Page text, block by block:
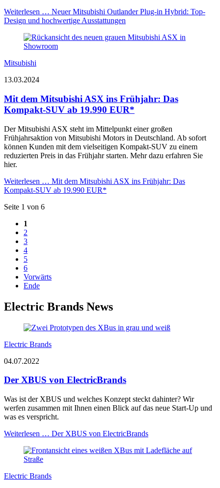
Weiterlesen … Neuer Mitsubishi Outlander Plug-in Hybrid: Top-
Design und hochwertige Ausstattungen
Mitsubishi
13.03.2024
Mit dem Mitsubishi ASX ins Frühjahr: Das
Kompakt-SUV ab 19.990 EUR*
Der Mitsubishi ASX steht im Mittelpunkt einer großen
Frühjahrsaktion von Mitsubishi Motors in Deutschland. Ab sofort
können Kunden mit dem vielseitigen Kompakt-SUV zu einem
reduzierten Preis in das Frühjahr starten. Mehr dazu erfahren Sie
hier.
Weiterlesen … Mit dem Mitsubishi ASX ins Frühjahr: Das
Kompakt-SUV ab 19.990 EUR*
Seite 1 von 6
1
2
3
4
5
6
Vorwärts
Ende
Electric Brands News
Electric Brands
04.07.2022
Der XBUS von ElectricBrands
Was ist der XBUS und welches Konzept steckt dahinter? Wir
werfen zusammen mit Ihnen einen Blick auf das neue Start-Up und
was es verspricht.
Weiterlesen … Der XBUS von ElectricBrands
Electric Brands